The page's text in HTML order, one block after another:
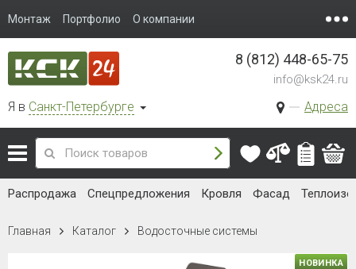
Монтаж Портфолио О компании
Я в Санкт-Петербурге Адреса
8 (812) 448-65-75
info@ksk24.ru
Распродажа Спецпредложения Кровля Фасад
Главная Каталог Водосточные системы
НОВИНКА